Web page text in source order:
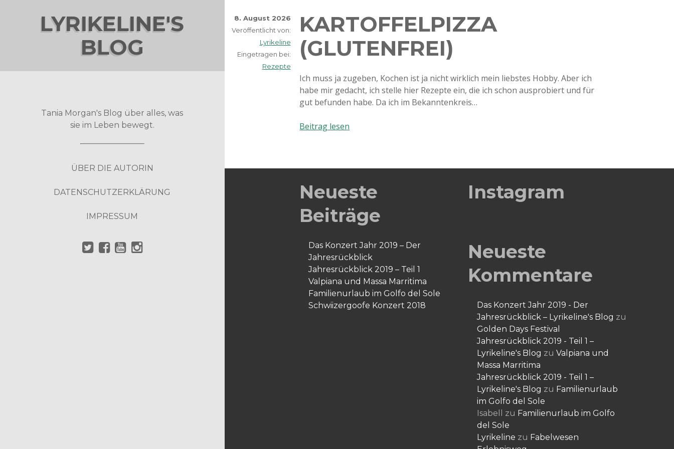
LYRIKELINE'S
BLOG
Tania Morgan's Blog über alles, was
sie im Leben bewegt.
ÜBER DIE AUTORIN
DATENSCHUTZERKLÄRUNG
IMPRESSUM
8. August 2026
Veröffentlicht von:
Lyrikeline
Eingetragen bei:
Rezepte
KARTOFFELPIZZA
(GLUTENFREI)
Ich muss ja zugeben, Kochen ist ja nicht wirklich mein liebstes Hobby. Aber ich
habe mir gedacht, ich stelle hier Rezepte ein, die ich schon ausprobiert und für
gut befunden habe. Da ich im Bekanntenkreis…
Beitrag lesen
Neueste
Beiträge
Das Konzert Jahr 2019 – Der
Jahresrückblick
Jahresrückblick 2019 – Teil 1
Valpiana und Massa Marritima
Familienurlaub im Golfo del Sole
Schwiizergoofe Konzert 2018
Instagram
Neueste
Kommentare
Das Konzert Jahr 2019 - Der
Jahresrückblick – Lyrikeline's Blog zu
Golden Days Festival
Jahresrückblick 2019 - Teil 1 –
Lyrikeline's Blog zuValpiana und
Massa Marritima
Jahresrückblick 2019 - Teil 1 –
Lyrikeline's Blog zu Familienurlaub
im Golfo del Sole
Isabell
zu Familienurlaub im Golfo
del Sole
Lyrikeline zu Fabelwesen